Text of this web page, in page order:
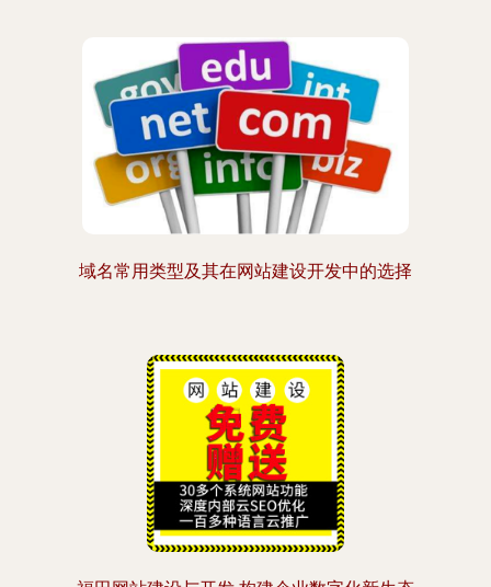
域名常用类型及其在网站建设开发中的选择